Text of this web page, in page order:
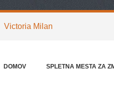
Victoria Milan
DOMOV SPLETNA MESTA ZA